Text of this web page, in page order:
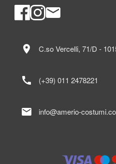
location_on C.so Vercelli, 71/D -
call (+39) 011 2478221
mail info@amerio-